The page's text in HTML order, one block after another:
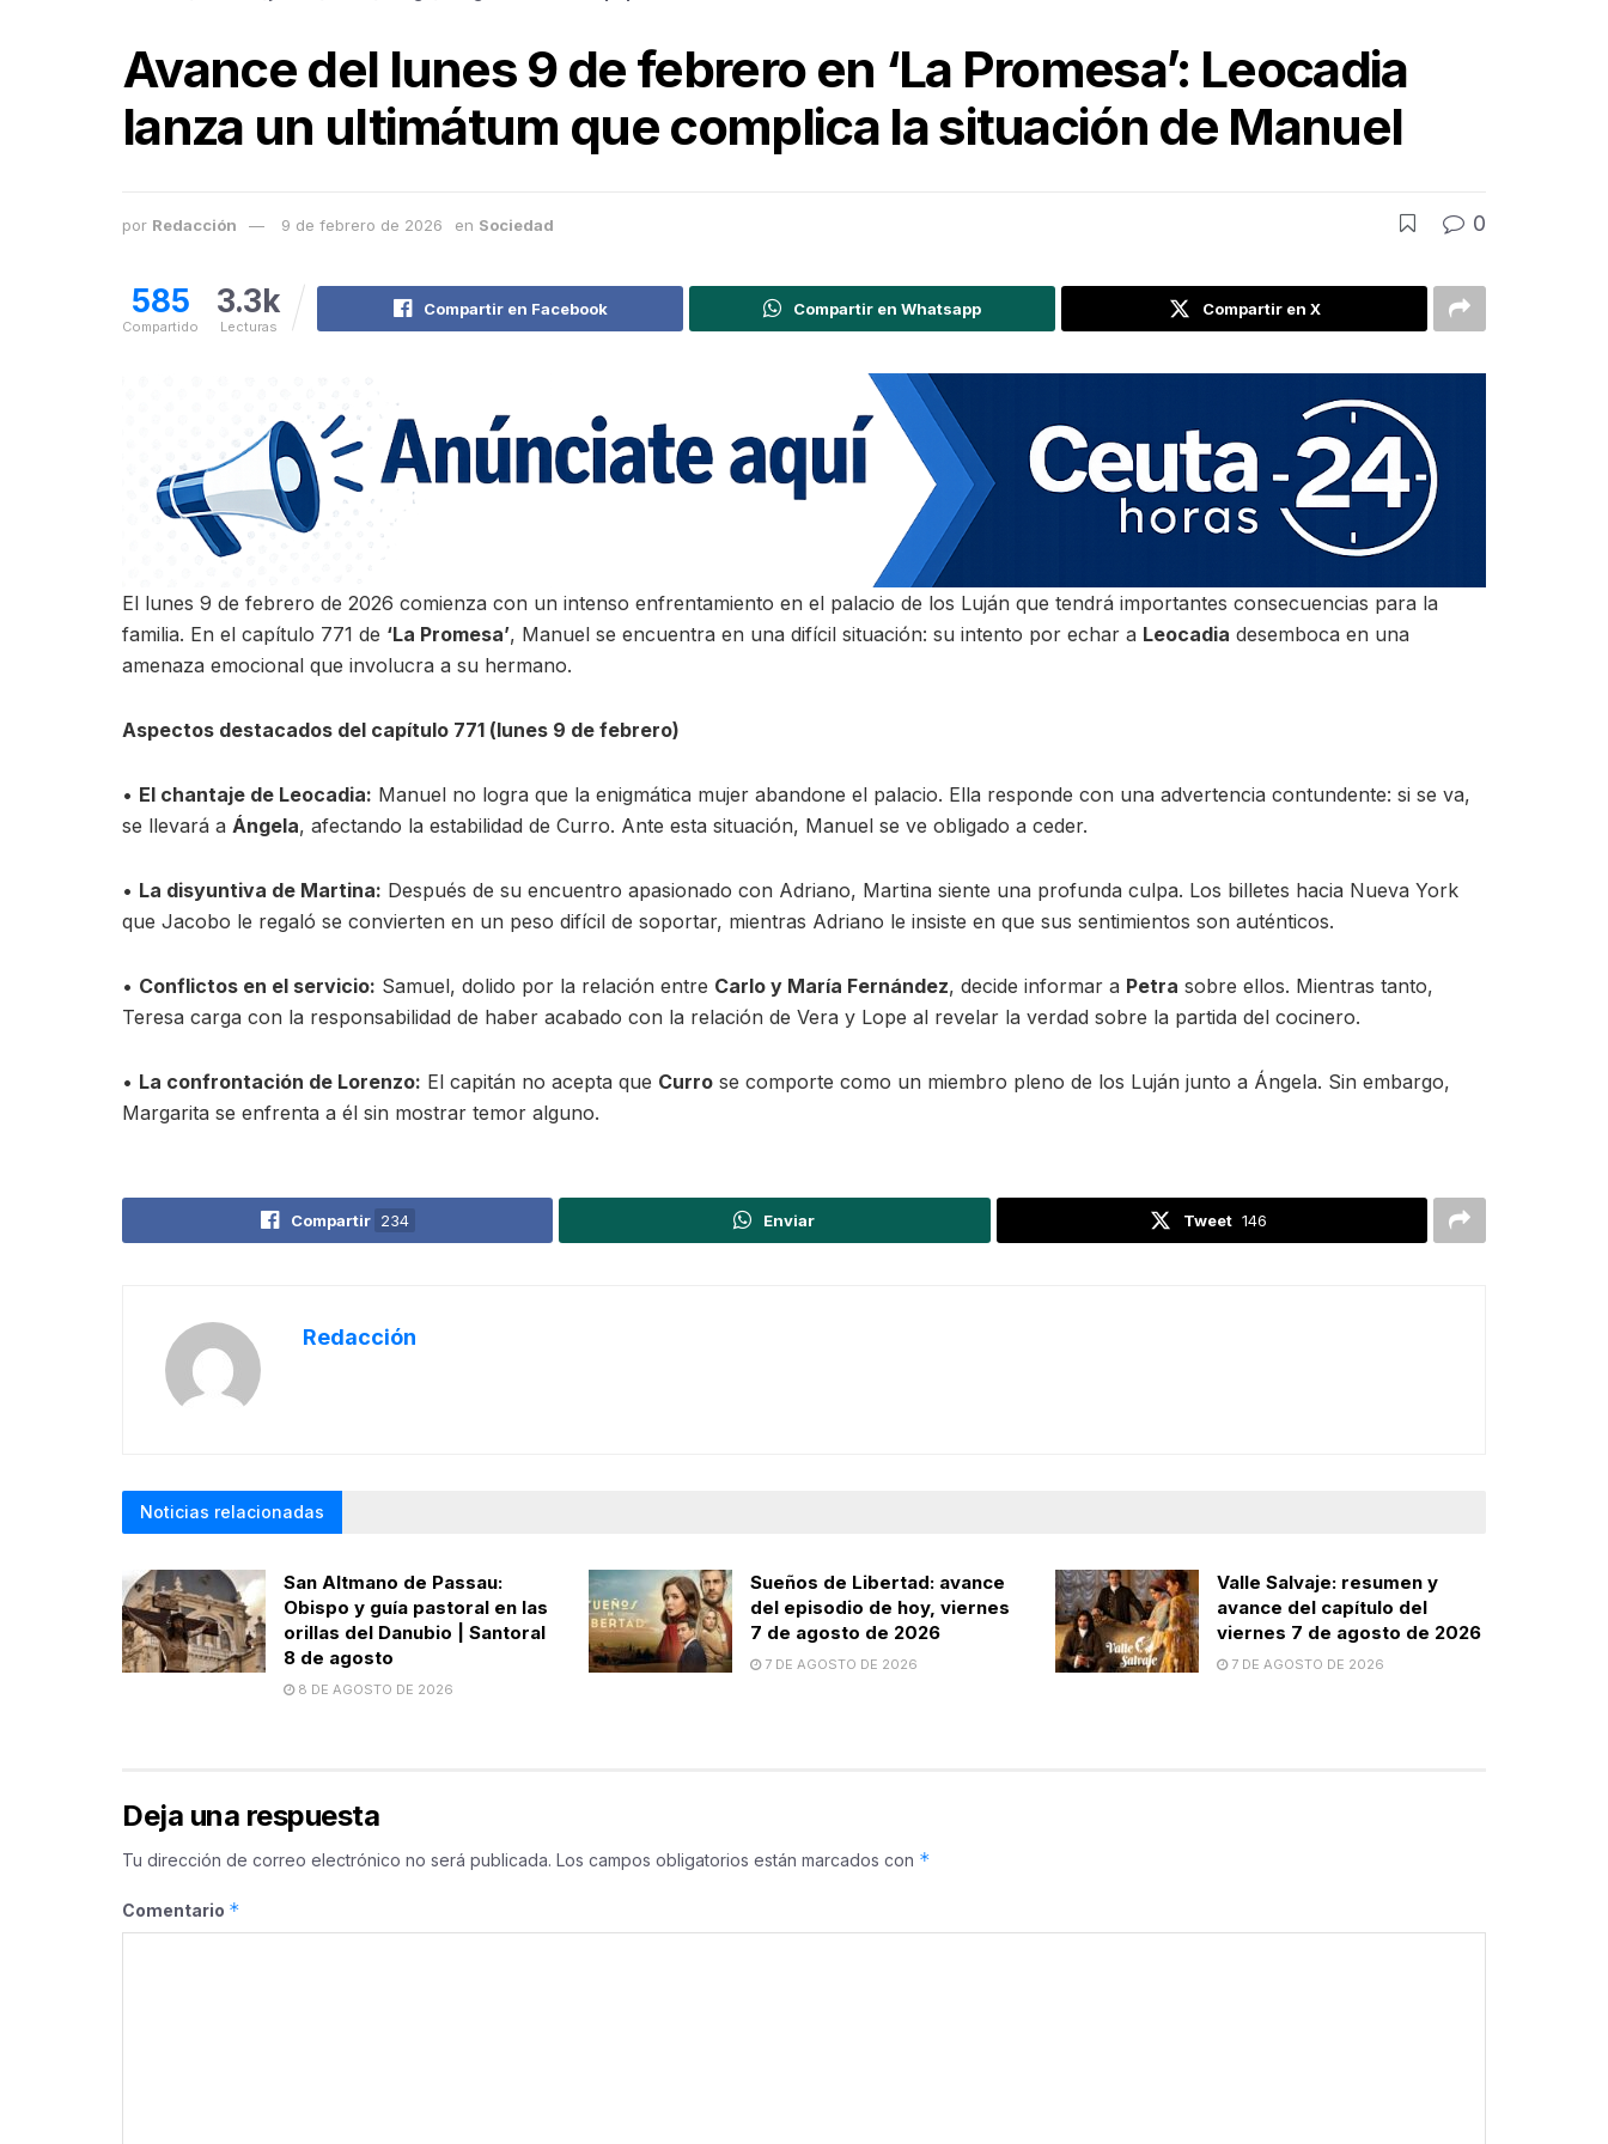
Avance del lunes 9 de febrero en ‘La Promesa’: Leocadia
lanza un ultimátum que complica la situación de Manuel
por Redacción 9 de febrero de 2026 en Sociedad 0
585
Compartido
3.3k
Lecturas
Compartir en Facebook Compartir en Whatsapp Compartir en X
El lunes 9 de febrero de 2026 comienza con un intenso enfrentamiento en el palacio de los Luján que tendrá importantes consecuencias para la
familia. En el capítulo 771 de ‘La Promesa’, Manuel se encuentra en una difícil situación: su intento por echar a Leocadia desemboca en una
amenaza emocional que involucra a su hermano.
Aspectos destacados del capítulo 771 (lunes 9 de febrero)
• El chantaje de Leocadia: Manuel no logra que la enigmática mujer abandone el palacio. Ella responde con una advertencia contundente: si se va,
se llevará a Ángela, afectando la estabilidad de Curro. Ante esta situación, Manuel se ve obligado a ceder.
• La disyuntiva de Martina: Después de su encuentro apasionado con Adriano, Martina siente una profunda culpa. Los billetes hacia Nueva York
que Jacobo le regaló se convierten en un peso difícil de soportar, mientras Adriano le insiste en que sus sentimientos son auténticos.
• Conflictos en el servicio: Samuel, dolido por la relación entre Carlo y María Fernández, decide informar a Petra sobre ellos. Mientras tanto,
Teresa carga con la responsabilidad de haber acabado con la relación de Vera y Lope al revelar la verdad sobre la partida del cocinero.
• La confrontación de Lorenzo: El capitán no acepta que Curro se comporte como un miembro pleno de los Luján junto a Ángela. Sin embargo,
Margarita se enfrenta a él sin mostrar temor alguno.
Compartir 234 Enviar Tweet 146
Redacción
Noticias relacionadas
San Altmano de Passau:
Obispo y guía pastoral en las
orillas del Danubio | Santoral
8 de agosto
8 DE AGOSTO DE 2026
Sueños de Libertad: avance
del episodio de hoy, viernes
7 de agosto de 2026
7 DE AGOSTO DE 2026
Valle Salvaje: resumen y
avance del capítulo del
viernes 7 de agosto de 2026
7 DE AGOSTO DE 2026
Deja una respuesta
Tu dirección de correo electrónico no será publicada. Los campos obligatorios están marcados con *
Comentario *